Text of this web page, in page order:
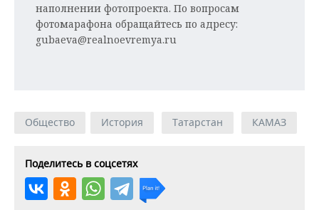
наполнении фотопроекта. По вопросам
фотомарафона обращайтесь по адресу:
gubaeva@realnoevremya.ru
Общество История Татарстан КАМАЗ
Поделитесь в соцсетях